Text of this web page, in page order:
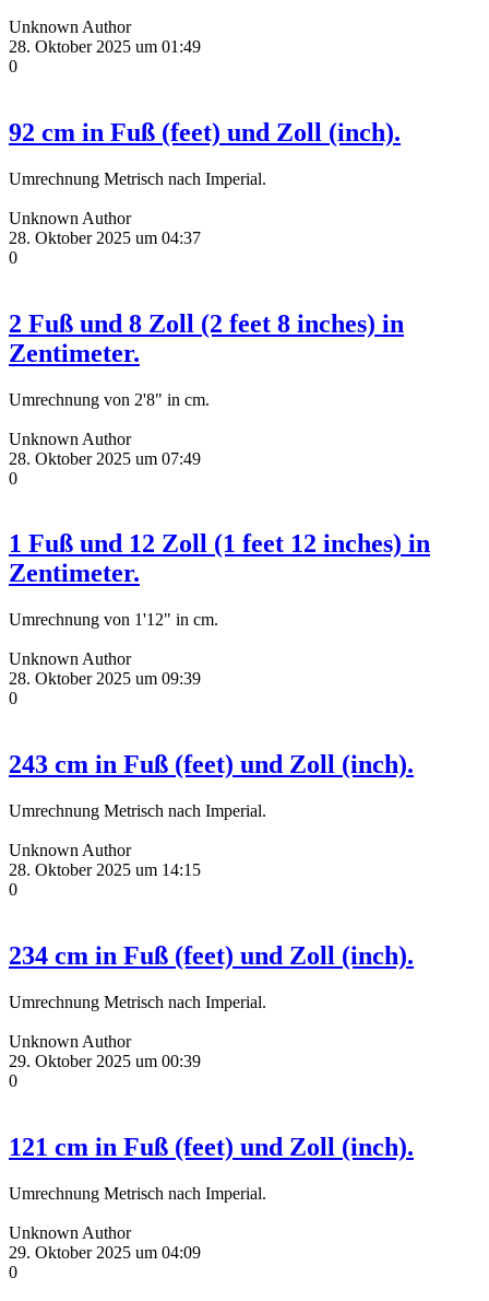
Unknown Author
28. Oktober 2025 um 01:49
0
92 cm in Fuß (feet) und Zoll (inch).
Umrechnung Metrisch nach Imperial.
Unknown Author
28. Oktober 2025 um 04:37
0
2 Fuß und 8 Zoll (2 feet 8 inches) in
Zentimeter.
Umrechnung von 2'8" in cm.
Unknown Author
28. Oktober 2025 um 07:49
0
1 Fuß und 12 Zoll (1 feet 12 inches) in
Zentimeter.
Umrechnung von 1'12" in cm.
Unknown Author
28. Oktober 2025 um 09:39
0
243 cm in Fuß (feet) und Zoll (inch).
Umrechnung Metrisch nach Imperial.
Unknown Author
28. Oktober 2025 um 14:15
0
234 cm in Fuß (feet) und Zoll (inch).
Umrechnung Metrisch nach Imperial.
Unknown Author
29. Oktober 2025 um 00:39
0
121 cm in Fuß (feet) und Zoll (inch).
Umrechnung Metrisch nach Imperial.
Unknown Author
29. Oktober 2025 um 04:09
0